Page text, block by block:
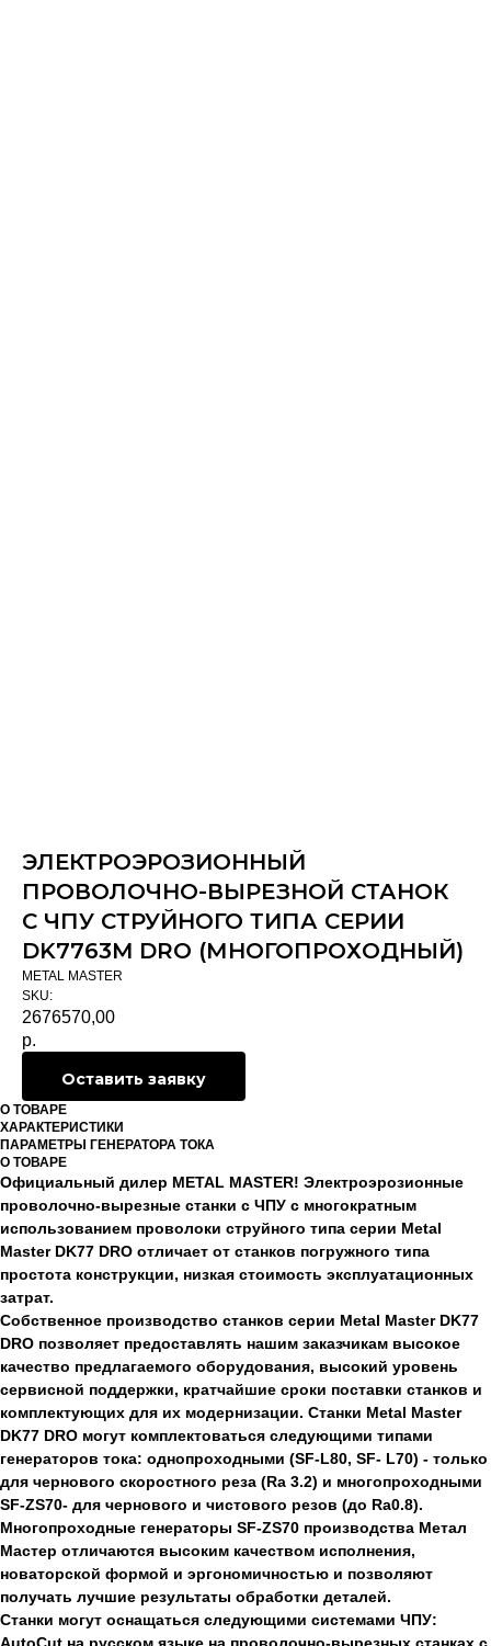
ЭЛЕКТРОЭРОЗИОННЫЙ
ПРОВОЛОЧНО-ВЫРЕЗНОЙ СТАНОК
С ЧПУ СТРУЙНОГО ТИПА СЕРИИ
DK7763M DRO (МНОГОПРОХОДНЫЙ)
METAL MASTER
SKU:
2676570,00
р.
Оставить заявку
О ТОВАРЕ
ХАРАКТЕРИСТИКИ
ПАРАМЕТРЫ ГЕНЕРАТОРА ТОКА
О ТОВАРЕ
Официальный дилер METAL MASTER! Электроэрозионные
проволочно-вырезные станки с ЧПУ с многократным
использованием проволоки струйного типа серии Metal
Master DK77 DRO отличает от станков погружного типа
простота конструкции, низкая стоимость эксплуатационных
затрат.
Собственное производство станков серии Metal Master DK77
DRO позволяет предоставлять нашим заказчикам высокое
качество предлагаемого оборудования, высокий уровень
сервисной поддержки, кратчайшие сроки поставки станков и
комплектующих для их модернизации. Станки Metal Master
DK77 DRO могут комплектоваться следующими типами
генераторов тока: однопроходными (SF-L80, SF- L70) - только
для чернового скоростного реза (Ra 3.2) и многопроходными
SF-ZS70- для чернового и чистового резов (до Ra0.8).
Многопроходные генераторы SF-ZS70 производства Метал
Мастер отличаются высоким качеством исполнения,
новаторской формой и эргономичностью и позволяют
получать лучшие результаты обработки деталей.
Станки могут оснащаться следующими системами ЧПУ: